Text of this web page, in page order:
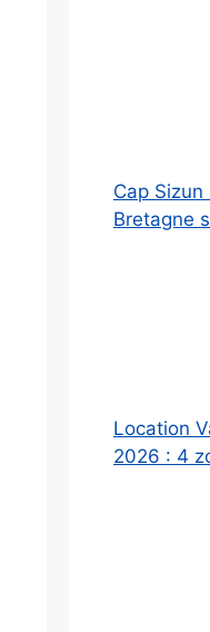
Cap
Bretagne
Location
2026 : 4